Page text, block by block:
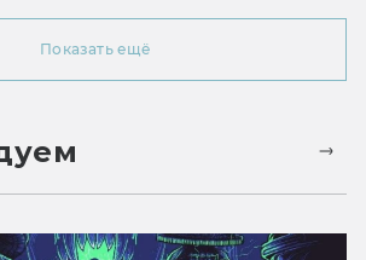
Показать ещё